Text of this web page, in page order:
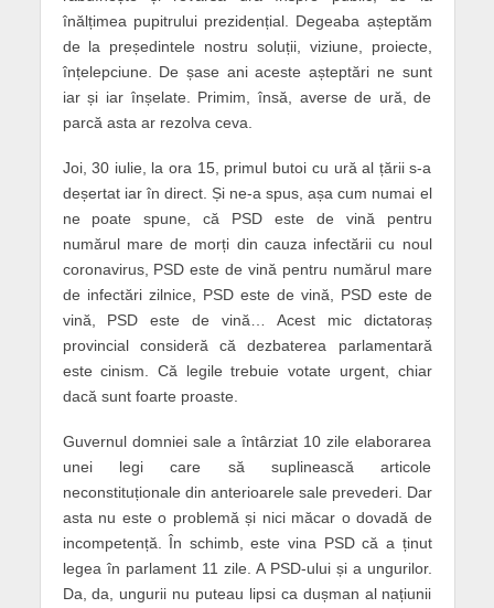
înălțimea pupitrului prezidențial. Degeaba așteptăm
de la președintele nostru soluții, viziune, proiecte,
înțelepciune. De șase ani aceste așteptări ne sunt
iar și iar înșelate. Primim, însă, averse de ură, de
parcă asta ar rezolva ceva.
Joi, 30 iulie, la ora 15, primul butoi cu ură al țării s-a
deșertat iar în direct. Și ne-a spus, așa cum numai el
ne poate spune, că PSD este de vină pentru
numărul mare de morți din cauza infectării cu noul
coronavirus, PSD este de vină pentru numărul mare
de infectări zilnice, PSD este de vină, PSD este de
vină, PSD este de vină… Acest mic dictatoraș
provincial consideră că dezbaterea parlamentară
este cinism. Că legile trebuie votate urgent, chiar
dacă sunt foarte proaste.
Guvernul domniei sale a întârziat 10 zile elaborarea
unei legi care să suplinească articole
neconstituționale din anterioarele sale prevederi. Dar
asta nu este o problemă și nici măcar o dovadă de
incompetență. În schimb, este vina PSD că a ținut
legea în parlament 11 zile. A PSD-ului și a ungurilor.
Da, da, ungurii nu puteau lipsi ca dușman al națiunii